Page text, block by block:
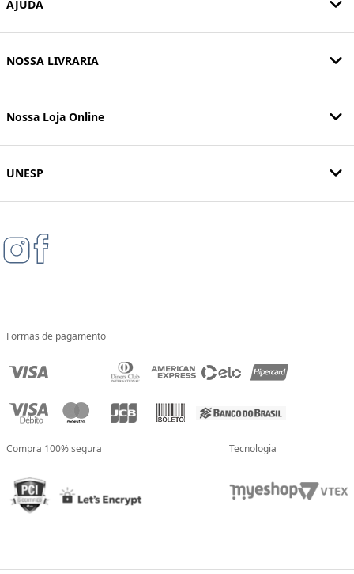
AJUDA
NOSSA LIVRARIA
Nossa Loja Online
UNESP
Formas de pagamento
Compra 100% segura Tecnologia